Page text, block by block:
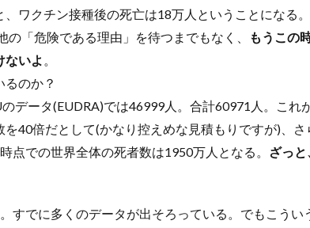
ワクチン接種後の死亡は18万人ということになる
「危険である理由」を待つまでもなく、
もうこの
ないよ 。
のか？
データ(EUDRA)では46999人。合計60971人。これ
40倍だとして(かなり控えめな見積もりですが)、さ
点での世界全体の死者数は1950万人となる。
ざっ
すでに多くのデータが出そろっている。でもこうい